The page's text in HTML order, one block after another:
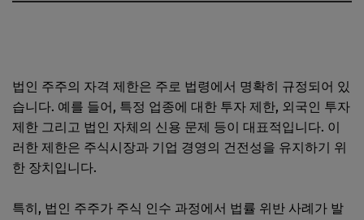
법인 주주의 자격 제한은 주로 법령에서 명확히 규정되어 있
습니다. 예를 들어, 특정 업종에 대한 투자 제한, 외국인 투자
제한 그리고 법인 자체의 신용 문제 등이 대표적입니다. 이
러한 제한은 주식시장과 기업 경영의 건전성을 유지하기 위
한 장치입니다.
특히, 법인 주주가 주식 인수 과정에서 법률 위반 사례가 발